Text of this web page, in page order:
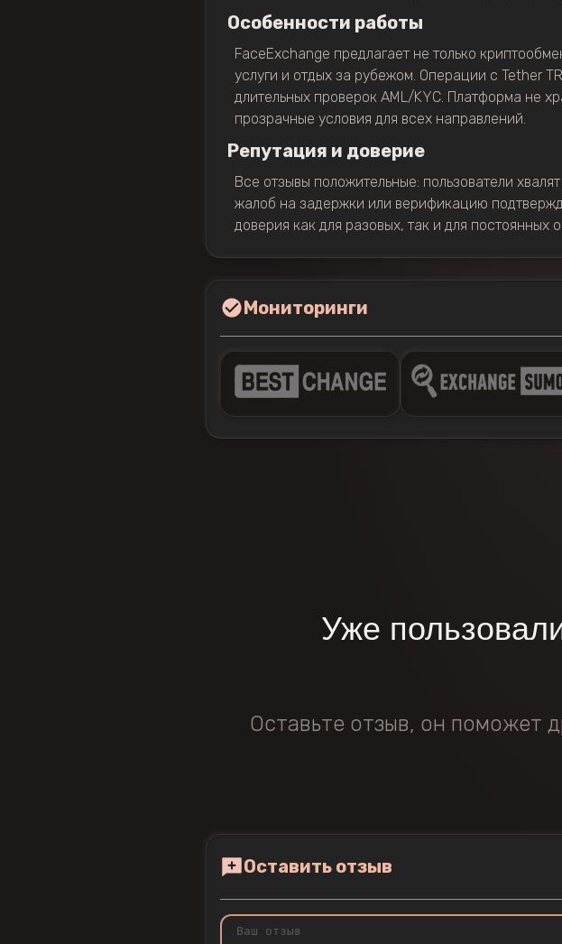
Особенности работы
FaceExchange предлагает не только
услуги и отдых за рубежом. Операции с Tether
длительных проверок AML/KYC. Платформа не
прозрачные условия для всех направлений.
Репутация и доверие
Все отзывы положительные: пользователи
жалоб на задержки или верификацию
доверия как для разовых, так и для постоянных
Мониторинги
Уже
Оставьте отзыв, он поможет
Оставить отзыв